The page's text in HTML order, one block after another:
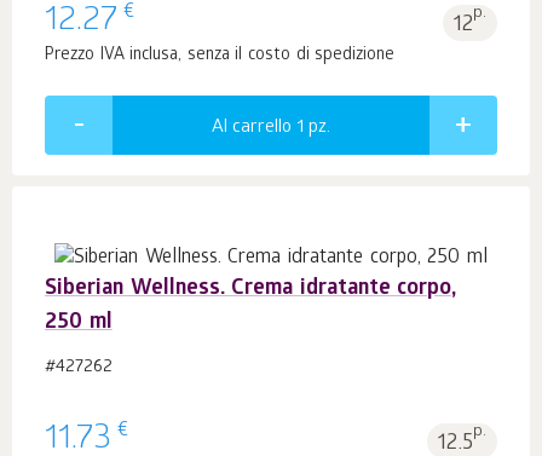
12.27 € 12p.
Prezzo IVA inclusa, senza il costo di spedizione
Al carrello 1 pz.
Siberian Wellness. Crema idratante corpo,
250 ml
#427262
11.73 € 12.5p.